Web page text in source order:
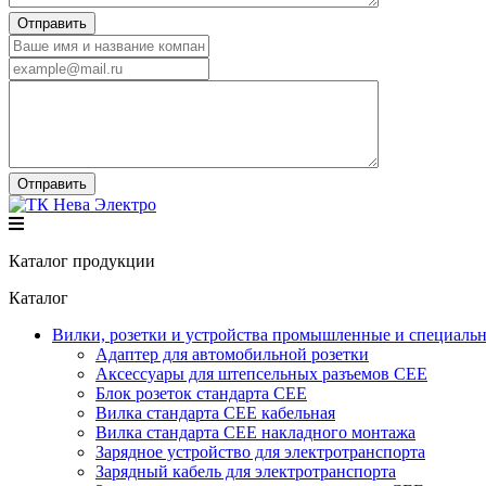
Каталог продукции
Каталог
Вилки, розетки и устройства промышленные и
Адаптер для автомобильной розетки
Аксессуары для штепсельных разъемов CEE
Блок розеток стандарта CEE
Вилка стандарта CEE кабельная
Вилка стандарта CEE накладного монтажа
Зарядное устройство для электротранспорта
Зарядный кабель для электротранспорта